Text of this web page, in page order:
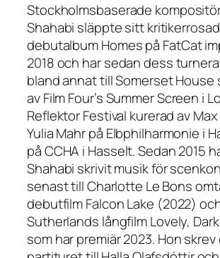
Stockholmsbaserade
Shahabi släppte sitt
debutalbumHomespå FatCat
2018 och har sedan dess
bland annat till Somerset House
av Film Four’s Summer Screen i
Reflektor Festival kurerad av
Yulia Mahr på Elbphilharmonie i
på CCHA i Hasselt. Sedan 2015
Shahabi skrivit musik för
senast till Charlotte Le Bons
debutfilmFalcon Lake (2022)
Sutherlands långfilmLovely,
som har premiär 2023. Hon skrev